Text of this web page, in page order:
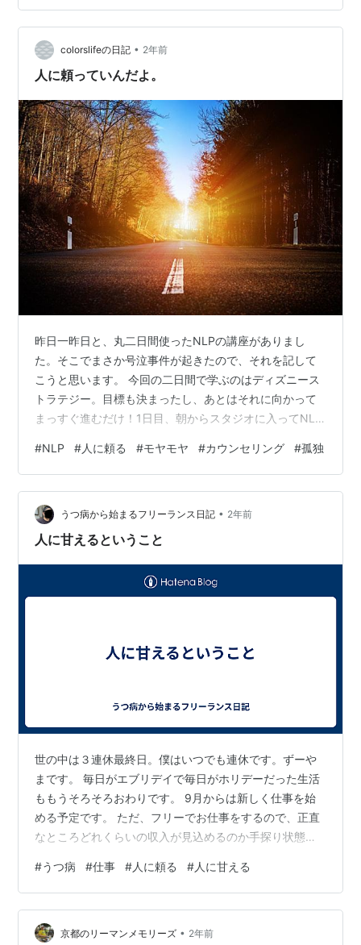
いうことに思い至りました。 普段は主婦業がメインなの
で 一つ一つは小さい事なのですが、 平日も休日も無い
し、 定時も残業も無くて、 起きている間は自分のことを
後回しにして 人のペースに合わせながら、 ちょこちょこ
colorslifeの日記 • 2年前
人に頼っていんだよ。
昨日一昨日と、丸二日間使ったNLPの講座がありまし
た。そこでまさか号泣事件が起きたので、それを記して
こうと思います。 今回の二日間で学ぶのはディズニース
トラテジー。目標も決まったし、あとはそれに向かって
まっすぐ進むだけ！1日目、朝からスタジオに入ってNLP
起きれた、ありがとう！」と感謝されいい気になりその
後優雅にモーニングなんかもしちゃって、「今日もさら
に学びを深めて目標に向かって頑張るぜ！！」なんて意
気揚々と講座に向かった私。 1日目は夢想家について学び
ました。夢想家とは、夢に向けて諦めない、信念を持っ
#NLP #人に頼る #モヤモヤ #カウンセリング #孤独
うつ病から始まるフリーランス日記 • 2年前
人に甘えるということ
世の中は３連休最終日。僕はいつでも連休です。ずーや
まです。 毎日がエブリデイで毎日がホリデーだった生活
ももうそろそろおわりです。 9月からは新しく仕事を始
める予定です。 ただ、フリーでお仕事をするので、正直
なところどれくらいの収入が見込めるのか手探り状態で
輩が知り合いにいるので仕事を斡旋してもらったりアド
バイスをもらうことはできるかもしれません。 思えば、
自分は割と（というかかなり）自由を求めてきました。
社会常識という文字に対してすごく嫌悪感を覚えてしま
#うつ病 #仕事 #人に頼る #人に甘える
京都のリーマンメモリーズ • 2年前